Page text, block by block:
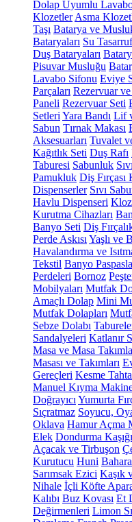
Dolap Uyumlu
Klozetler Asma
Taşı Batarya ve
Bataryaları Su
Duş Bataryaları
Pisuvar Musluğu
Lavabo Sifonu Eviye
Parçaları Rezervuar ve
Paneli Rezervuar Seti
Setleri Yara Bandı Lif
Sabun Tırnak Makası
Aksesuarları Tuvalet
Kağıtlık Seti Duş Rafı
Taburesi Sabunluk
Pamukluk Diş Fırçası
Dispenserler Sıvı
Havlu Dispenseri
Kurutma Cihazları
Banyo Seti Diş
Perde Askısı Yaşlı ve
Havalandırma ve
Tekstil Banyo
Perdeleri Bornoz
Mobilyaları Mutfak
Amaçlı Dolap Mini
Mutfak Dolapları
Sebze Dolabı
Sandalyeleri Katlanır
Masa ve Masa
Masası ve Takımları
Gereçleri Kesme
Manuel Kıyma
Doğrayıcı Yumurta
Sıçratmaz Soyucu,
Oklava Hamur Açma
Elek Dondurma Kaşığı
Açacak ve Tirbuşon
Kurutucu Huni
Sarımsak Ezici Kaşık
Nihale İçli Köfte
Kalıbı Buz Kovası Et
Değirmenleri Limon